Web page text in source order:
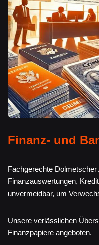
Finanz- und
Fachgerechte Dolmetscher
Finanzauswertungen,
unvermeidbar, um
Unsere verlässlichen
Finanzpapiere angeboten.